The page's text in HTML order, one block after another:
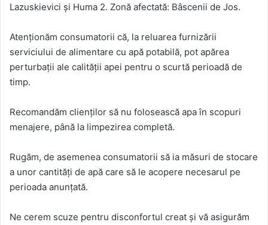
Lazuskievici și Huma 2. Zonă afectată: Bâscenii de Jos.
Atenționăm consumatorii că, la reluarea furnizării
serviciului de alimentare cu apă potabilă, pot apărea
perturbații ale calității apei pentru o scurtă perioadă de
timp.
Recomandăm clienților să nu folosească apa în scopuri
menajere, până la limpezirea completă.
Rugăm, de asemenea consumatorii să ia măsuri de stocare
a unor cantități de apă care să le acopere necesarul pe
perioada anunțată.
Ne cerem scuze pentru disconfortul creat și vă asigurăm